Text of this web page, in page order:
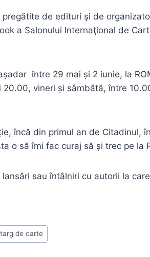
de edituri şi de
a Salonului Internaţional de
între 29 mai și 2 iunie, la
vineri și sâmbătă, între
încă din primul an de Citadinul,
o să îmi fac curaj să și trec pe la
sau întâlniri cu autorii la
targ de carte